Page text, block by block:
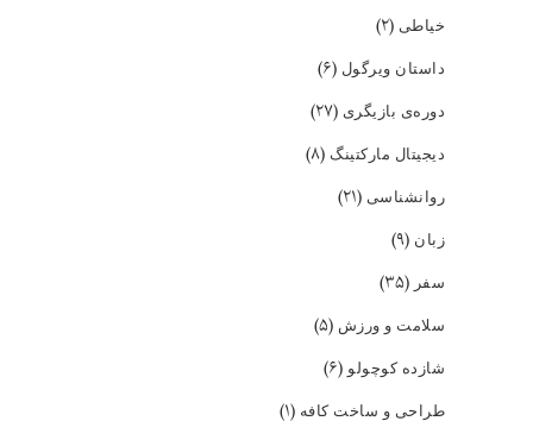
خیاطی (۲)
داستان ویرگول (۶)
دوره‌ی بازیگری (۲۷)
دیجیتال مارکتینگ (۸)
روانشناسی (۲۱)
زبان (۹)
سفر (۳۵)
سلامت و ورزش (۵)
شازده کوچولو(۶)
طراحی و ساخت کافه (۱)